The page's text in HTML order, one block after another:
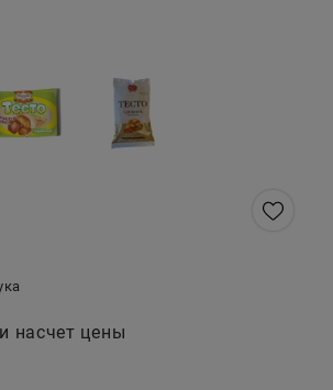
насчет цены